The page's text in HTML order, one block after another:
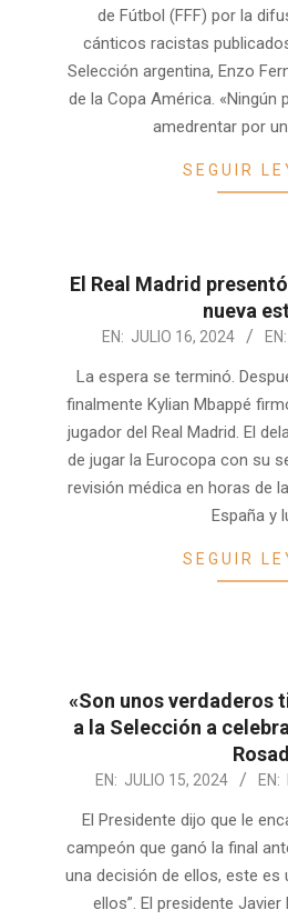
de Fútbol (FFF) por la
cánticos racistas
Selección argentina, Enzo
de la Copa América. «Ningún
amedrentar por
SEGUIR
El Real Madrid
nueva
2024-EN: JULIO 16, 2024 EN:
La espera se terminó.
finalmente Kylian Mbappé
jugador del Real Madrid. El
de jugar la Eurocopa con su
revisión médica en horas de
España y
SEGUIR
«Son unos verdaderos
a la Selección a
2024-EN: JULIO 15, 2024 EN:
El Presidente dijo que le
campeón que ganó la final
una decisión de ellos, este es
ellos”. El presidente